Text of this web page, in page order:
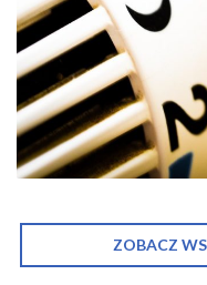
ZOBACZ